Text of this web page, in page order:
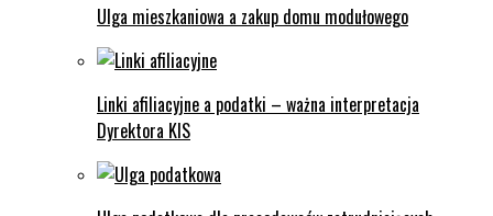
Ulga mieszkaniowa a zakup domu modułowego
Linki afiliacyjne a podatki – ważna interpretacja
Dyrektora KIS